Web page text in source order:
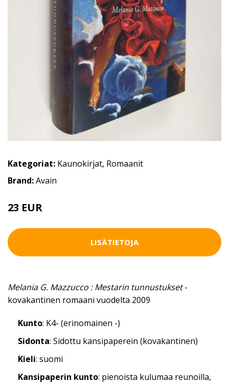
Kategoriat: Kaunokirjat, Romaanit
Brand:Avain
23 EUR
LISÄTIETOJA
Melania G. Mazzucco : Mestarin tunnustukset-
kovakantinen romaani vuodelta 2009
Kunto: K4- (erinomainen -)
Sidonta: Sidottu kansipaperein (kovakantinen)
Kieli: suomi
Kansipaperin kunto: pienoista kulumaa reunoilla,